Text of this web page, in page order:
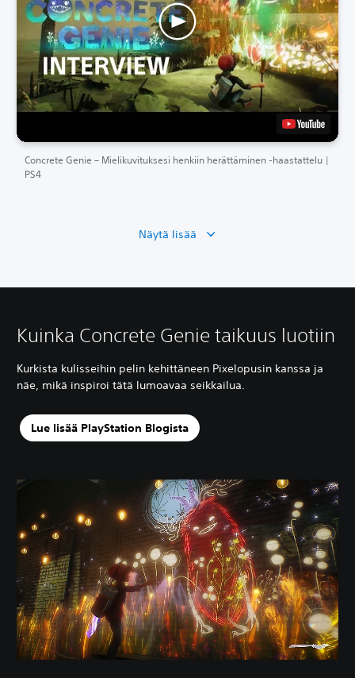
Concrete Genie – Mielikuvituksesi henkiin herättäminen -haastattelu |
PS4
Näytä lisää
Kuinka Concrete Genie taikuus luotiin
Kurkista kulisseihin pelin kehittäneen Pixelopusin kanssa ja
näe, mikä inspiroi tätä lumoavaa seikkailua.
Lue lisää PlayStation Blogista